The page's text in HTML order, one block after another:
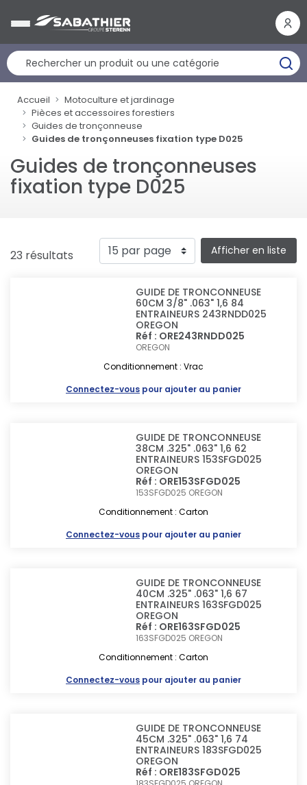
Accueil
Motoculture et jardinage
Pièces et accessoires forestiers
Guides de tronçonneuse
Guides de tronçonneuses fixation type D025
Guides de tronçonneuses
fixation type D025
23 résultats Afficher en liste
GUIDE DE TRONCONNEUSE
60CM 3/8" .063" 1,6 84
ENTRAINEURS 243RNDD025
OREGON
Réf : ORE243RNDD025
OREGON
Conditionnement : Vrac
Connectez-vous pour ajouter au panier
GUIDE DE TRONCONNEUSE
38CM .325" .063" 1,6 62
ENTRAINEURS 153SFGD025
OREGON
Réf : ORE153SFGD025
153SFGD025 OREGON
Conditionnement : Carton
Connectez-vous pour ajouter au panier
GUIDE DE TRONCONNEUSE
40CM .325" .063" 1,6 67
ENTRAINEURS 163SFGD025
OREGON
Réf : ORE163SFGD025
163SFGD025 OREGON
Conditionnement : Carton
Connectez-vous pour ajouter au panier
GUIDE DE TRONCONNEUSE
45CM .325" .063" 1,6 74
ENTRAINEURS 183SFGD025
OREGON
Réf : ORE183SFGD025